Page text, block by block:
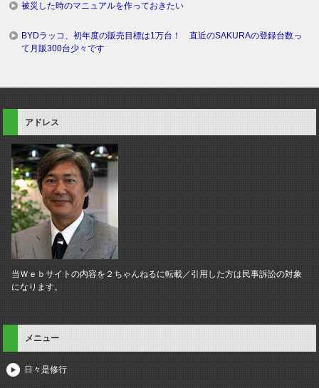
被災した時のマニュアルを作っておきたい
BYDラッコ、初年度の販売目標は1万台！ 直近のSAKURAの登録台数っ
て月販300台少々です
アドレス
当Ｗｅｂサイトの内容を２ちゃんねるに転載／引用した方は民事訴訟の対象
になります。
メニュー
日々是修行